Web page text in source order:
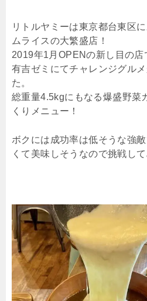
リトルヤミーは東京都台東区
ムライスの大繁盛店！
2019年1月OPENの新し目の店
有吉ゼミにてチャレンジグル
た。
総重量4.5kgにもなる爆盛野菜
くりメニュー！
ボクには成功率は低そうな強
くて美味しそうなので挑戦し